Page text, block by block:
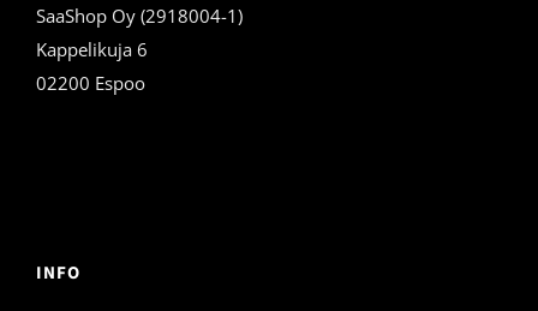
SaaShop Oy (2918004-1)
Kappelikuja 6
02200 Espoo
INFO